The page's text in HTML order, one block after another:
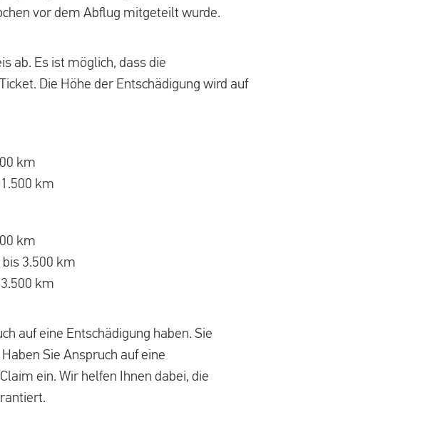
vor dem Abflug mitgeteilt wurde.
ab. Es ist möglich, dass die
Die Höhe der Entschädigung wird auf
km
km
km
3.500 km
km
auf eine Entschädigung haben. Sie
Sie Anspruch auf eine
ein. Wir helfen Ihnen dabei, die